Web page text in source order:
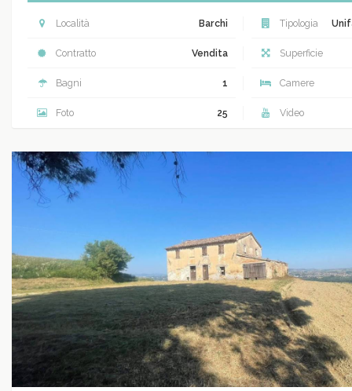
Località Barchi Tipologia
Contratto Vendita Superficie
Bagni 1 Camere
Foto 25 Video